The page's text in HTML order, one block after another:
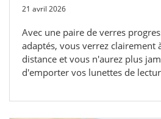
21 avril 2026
Avec une paire de verres
adaptés, vous verrez clairement
distance et vous n'aurez plus
d'emporter vos lunettes de